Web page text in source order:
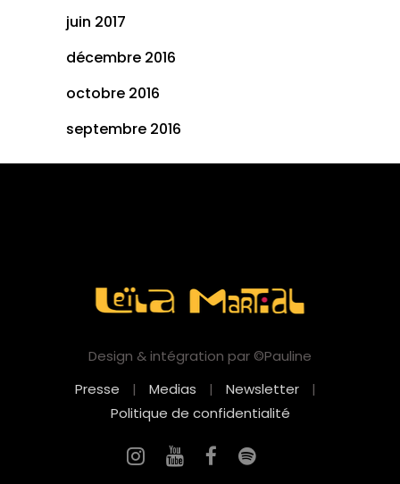
juin 2017
décembre 2016
octobre 2016
septembre 2016
Design & intégration par ©Pauline
Presse
| Medias | Newsletter
|
Politique de confidentialité